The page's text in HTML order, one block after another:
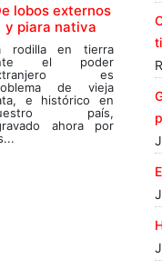
lobos externos
y piara nativa
rodilla en tierra
el poder
es
de vieja
e histórico en
país,
ahora por